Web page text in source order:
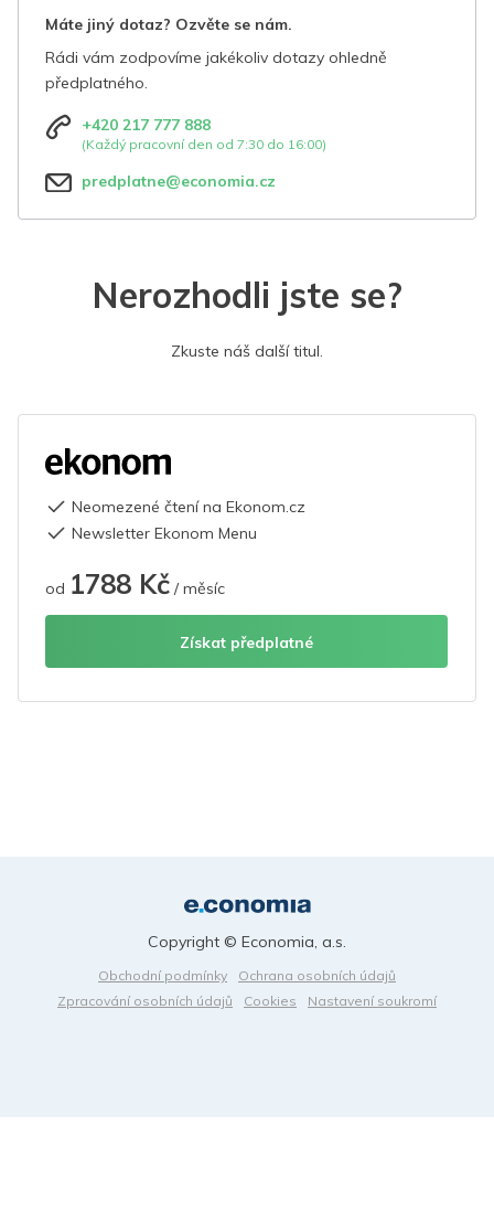
Máte jiný dotaz? Ozvěte se nám.
Rádi vám zodpovíme jakékoliv dotazy ohledně
předplatného.
+420 217 777 888
(Každý pracovní den od 7:30 do 16:00)
predplatne@economia.cz
Nerozhodli jste se?
Zkuste náš další titul.
Neomezené čtení na Ekonom.cz
Newsletter Ekonom Menu
od 1788 Kč / měsíc
Získat předplatné
Obchodní podmínky
Ochrana osobních údajů
Zpracování osobních údajů
Cookies Nastavení soukromí
Copyright © Economia, a.s.